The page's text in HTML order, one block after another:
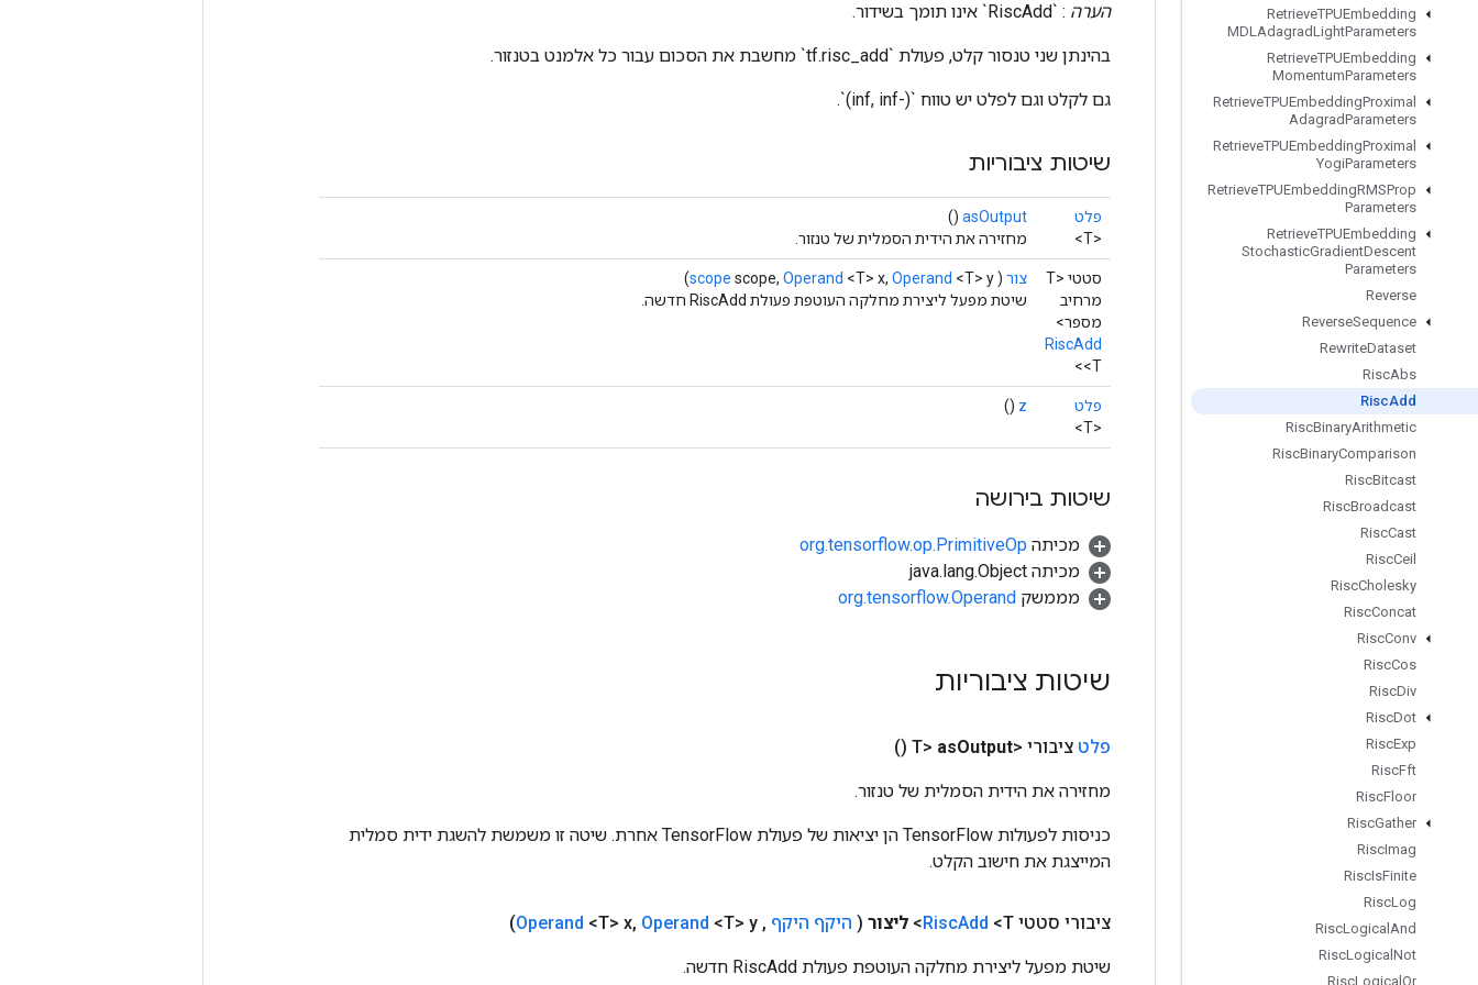
RetrieveTPUEmbedding
MDLAdagradLightParameters
RetrieveTPUEmbedding
MomentumParameters
RetrieveTPUEmbeddingProximal
AdagradParameters
RetrieveTPUEmbeddingProximal
YogiParameters
RetrieveTPUEmbeddingRMSProp
Parameters
RetrieveTPUEmbedding
StochasticGradientDescent
Parameters
Reverse
ReverseSequence
RewriteDataset
RiscAbs
RiscAdd
RiscBinaryArithmetic
RiscBinaryComparison
RiscBitcast
RiscBroadcast
RiscCast
RiscCeil
RiscCholesky
RiscConcat
RiscConv
RiscCos
RiscDiv
RiscDot
RiscExp
RiscFft
RiscFloor
RiscGather
RiscImag
RiscIsFinite
RiscLog
RiscLogical And
RiscLogical Not
RiscLogical Or
הערה : `RiscAdd` אינו תומך בשידור.
בהינתן שני טנסור קלט, פעולת `tf.risc_add` מחשבת את הסכום עבור כל אלמנט בטנזור.
גם לקלט וגם לפלט יש טווח `(-inf, inf)`.
שיטות ציבוריות
פלט
<T>
asOutput
()
מחזירה את הידית הסמלית של טנזור.
סטטי <T
מרחיב
מספר>
RiscAdd
<T>
צור (
scope scope, Operand <T> x, Operand <T> y)
שיטת מפעל ליצירת מחלקה העוטפת פעולת RiscAdd חדשה.
פלט
<T>
z
()
שיטות בירושה
מכיתה org.tensorflow.op.PrimitiveOp
מכיתה java.lang.Object
מממשק org.tensorflow.Operand
שיטות ציבוריות
פלט ציבורי <T> asOutput
()
מחזירה את הידית הסמלית של טנזור.
כניסות לפעולות TensorFlow הן יציאות של פעולת TensorFlow אחרת. שיטה זו משמשת להשגת ידית סמלית
המייצגת את חישוב הקלט.
ציבורי סטטי RiscAdd <T> ליצור ( היקף היקף ,
Operand <T> x, Operand <T> y)
שיטת מפעל ליצירת מחלקה העוטפת פעולת RiscAdd חדשה.